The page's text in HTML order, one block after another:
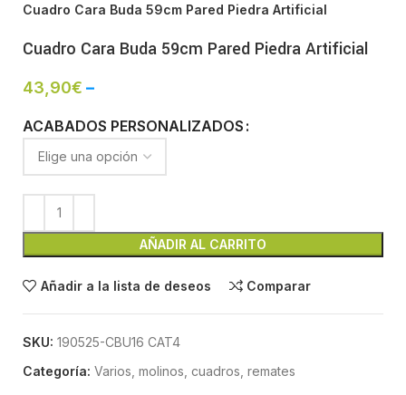
Cuadro Cara Buda 59cm Pared Piedra Artificial
Cuadro Cara Buda 59cm Pared Piedra Artificial
43,90€ –
ACABADOS PERSONALIZADOS
AÑADIR AL CARRITO
Añadir a la lista de deseos Comparar
SKU: 190525-CBU16 CAT4
Categoría: Varios, molinos, cuadros, remates